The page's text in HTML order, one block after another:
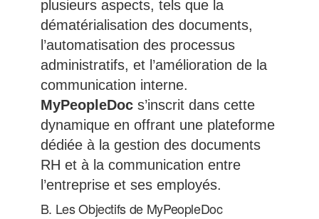
plusieurs aspects, tels que la
dématérialisation des documents,
l’automatisation des processus
administratifs, et l’amélioration de la
communication interne.
MyPeopleDocs’inscrit dans cette
dynamique en offrant une plateforme
dédiée à la gestion des documents
RH et à la communication entre
l’entreprise et ses employés.
B. Les Objectifs de MyPeopleDoc